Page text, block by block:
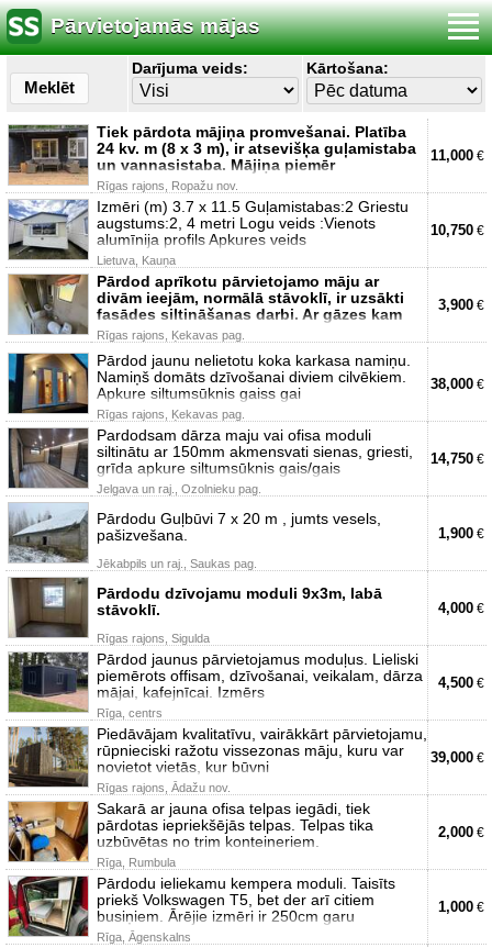
Pārvietojamās mājas
Meklēt
Darījuma veids: Kārtošana:
Tiek pārdota mājiņa promvešanai. Platība
24 kv. m (8 x 3 m), ir atsevišķa guļamistaba
un vannasistaba. Mājiņa piemēr
Rīgas rajons, Ropažu nov.
11,000 €
Izmēri (m) 3.7 x 11.5 Guļamistabas:2 Griestu
augstums:2, 4 metri Logu veids :Vienots
alumīnija profils Apkures veids
Lietuva, Kauņa
10,750 €
Pārdod aprīkotu pārvietojamo māju ar
divām ieejām, normālā stāvoklī, ir uzsākti
fasādes siltināšanas darbi. Ar gāzes kam
Rīgas rajons, Ķekavas pag.
3,900 €
Pārdod jaunu nelietotu koka karkasa namiņu.
Namiņš domāts dzīvošanai diviem cilvēkiem.
Apkure siltumsūknis gaiss gai
Rīgas rajons, Ķekavas pag.
38,000 €
Pardodsam dārza maju vai ofisa moduli
siltinātu ar 150mm akmensvati sienas, griesti,
grīda apkure siltumsūknis gais/gais
Jelgava un raj., Ozolnieku pag.
14,750 €
Pārdodu Guļbūvi 7 x 20 m , jumts vesels,
pašizvešana.
Jēkabpils un raj., Saukas pag.
1,900 €
Pārdodu dzīvojamu moduli 9x3m, labā
stāvoklī.
Rīgas rajons, Sigulda
4,000 €
Pārdod jaunus pārvietojamus moduļus. Lieliski
piemērots offisam, dzīvošanai, veikalam, dārza
mājai, kafejnīcai. Izmērs
Rīga, centrs
4,500 €
Piedāvājam kvalitatīvu, vairākkārt pārvietojamu,
rūpnieciski ražotu vissezonas māju, kuru var
novietot vietās, kur būvni
Rīgas rajons, Ādažu nov.
39,000 €
Sakarā ar jauna ofisa telpas iegādi, tiek
pārdotas iepriekšējās telpas. Telpas tika
uzbūvētas no trim konteineriem.
Rīga, Rumbula
2,000 €
Pārdodu ieliekamu kempera moduli. Taisīts
priekš Volkswagen T5, bet der arī citiem
busiņiem. Ārējie izmēri ir 250cm garu
Rīga, Āgenskalns
1,000 €